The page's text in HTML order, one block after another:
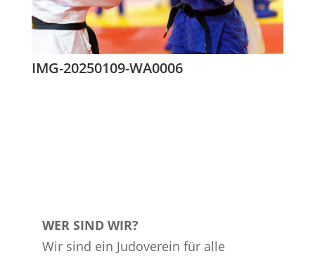
IMG-20250109-WA0006
WER SIND WIR?
Wir sind ein Judoverein für alle